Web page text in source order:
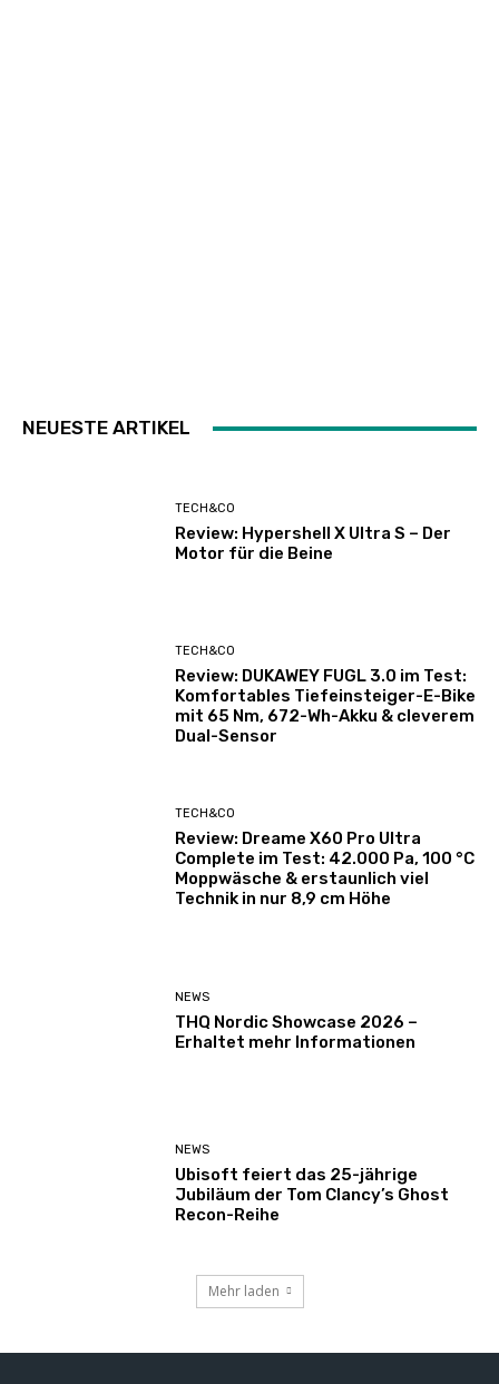
NEUESTE ARTIKEL
TECH&CO
Review: Hypershell X Ultra S – Der
Motor für die Beine
TECH&CO
Review: DUKAWEY FUGL 3.0 im Test:
Komfortables Tiefeinsteiger-E-Bike
mit 65 Nm, 672-Wh-Akku & cleverem
Dual-Sensor
TECH&CO
Review: Dreame X60 Pro Ultra
Complete im Test: 42.000 Pa, 100 °C
Moppwäsche & erstaunlich viel
Technik in nur 8,9 cm Höhe
NEWS
THQ Nordic Showcase 2026 –
Erhaltet mehr Informationen
NEWS
Ubisoft feiert das 25-jährige
Jubiläum der Tom Clancy’s Ghost
Recon-Reihe
Mehr laden